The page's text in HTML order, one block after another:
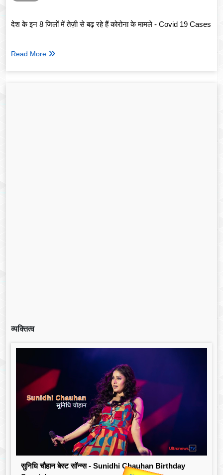
देश के इन 8 जिलों में तेज़ी से बढ़ रहे हैं कोरोना के मामले - Covid 19 Cases
Read More
व्यक्तित्व
सुनिधि चौहान बेस्ट सॉन्ग्स - Sunidhi Chauhan Birthday